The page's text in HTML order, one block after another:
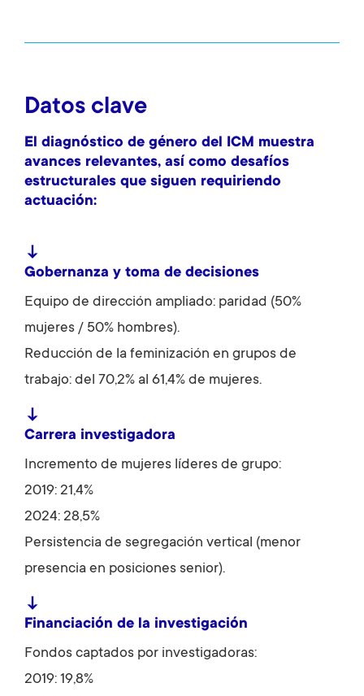
Datos clave
El diagnóstico de género del ICM muestra
avances relevantes, así como desafíos
estructurales que siguen requiriendo
actuación:
↓
Gobernanza y toma de decisiones
Equipo de dirección ampliado: paridad (50%
mujeres / 50% hombres).
Reducción de la feminización en grupos de
trabajo: del 70,2% al 61,4% de mujeres.
↓
Carrera investigadora
Incremento de mujeres líderes de grupo:
2019: 21,4%
2024: 28,5%
Persistencia de segregación vertical (menor
presencia en posiciones senior).
↓
Financiación de la investigación
Fondos captados por investigadoras:
2019: 19,8%